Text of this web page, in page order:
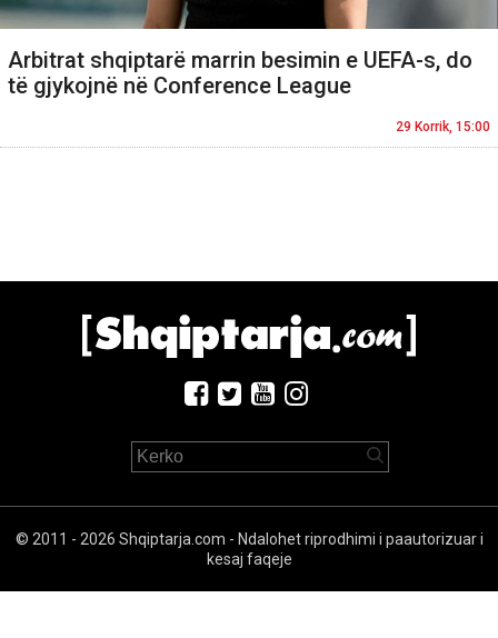
Arbitrat shqiptarë marrin besimin e UEFA-s, do
të gjykojnë në Conference League
29 Korrik, 15:00
© 2011 - 2026 Shqiptarja.com - Ndalohet riprodhimi i paautorizuar i
kesaj faqeje